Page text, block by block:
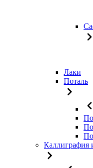
Лаки
Поталь
Каллиграфия